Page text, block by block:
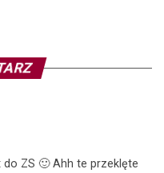
ZS 🙂 Ahh te przeklęte